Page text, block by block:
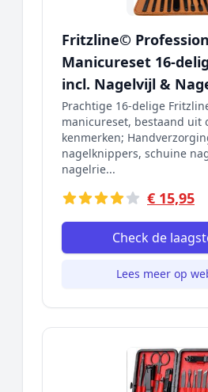
Fritzline©
Manicureset 16-
incl. Nagelvijl &
Prachtige 16-delige
manicureset, bestaand uit
kenmerken;
nagelknippers, schuine
nagelrie...
€ 15,95
Check de
Lees meer op